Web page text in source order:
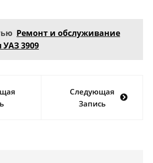
Ремонт и обслуживание
3909
Следующая
Запись